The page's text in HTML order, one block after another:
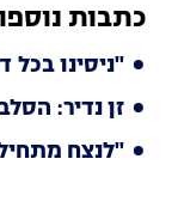
כתבות
"ניסינו
זן נדיר:
"לנצח